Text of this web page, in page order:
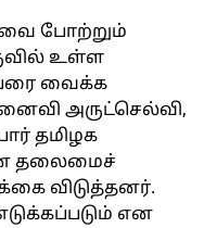
போற்றும்
உள்ள
வைக்க
அருட்செல்வி,
தமிழக
தலைமைச்
விடுத்தனர்.
என